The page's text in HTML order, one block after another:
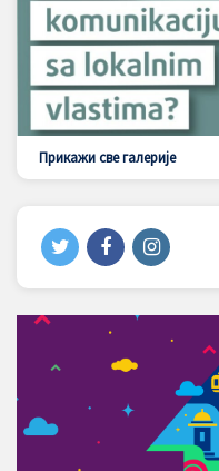
Прикажи све галерије